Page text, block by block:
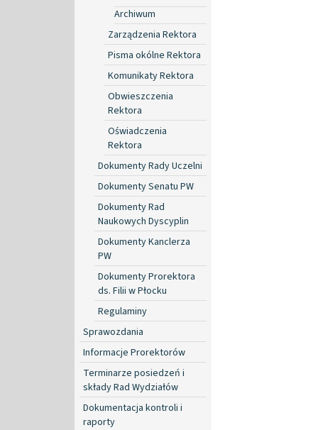
Archiwum
Zarządzenia Rektora
Pisma okólne Rektora
Komunikaty Rektora
Obwieszczenia
Rektora
Oświadczenia
Rektora
Dokumenty Rady Uczelni
Dokumenty Senatu PW
Dokumenty Rad
Naukowych Dyscyplin
Dokumenty Kanclerza
PW
Dokumenty Prorektora
ds. Filii w Płocku
Regulaminy
Sprawozdania
Informacje Prorektorów
Terminarze posiedzeń i
składy Rad Wydziałów
Dokumentacja kontroli i
raporty